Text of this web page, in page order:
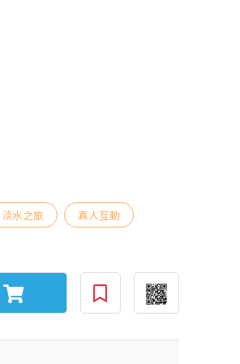
淡水之旅 真人互動